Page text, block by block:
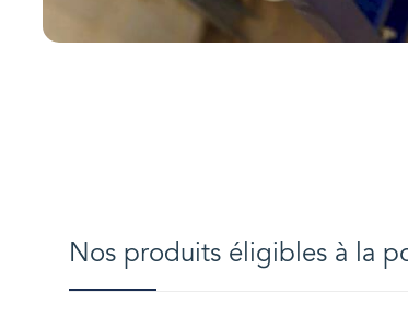
Nos produits éligibles à la